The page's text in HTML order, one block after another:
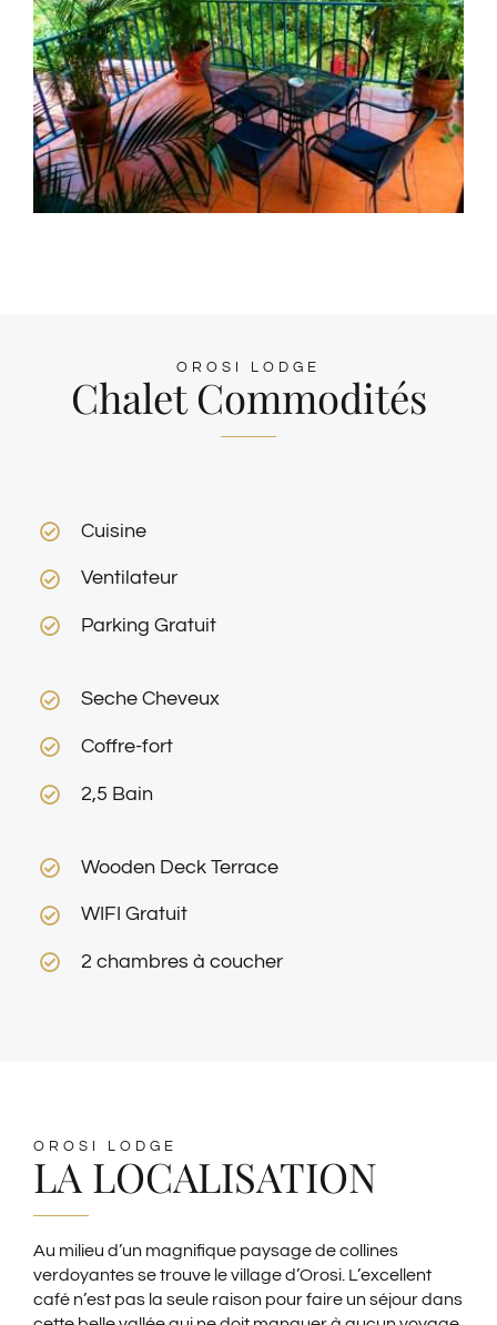
OROSI LODGE
Chalet Commodités
Cuisine
Ventilateur
Parking Gratuit
Seche Cheveux
Coffre-fort
2,5 Bain
Wooden Deck Terrace
WIFI Gratuit
2 chambres à coucher
OROSI LODGE
LA LOCALISATION
Au milieu d’un magnifique paysage de collines
verdoyantes se trouve le village d’Orosi. L’excellent
café n’est pas la seule raison pour faire un séjour dans